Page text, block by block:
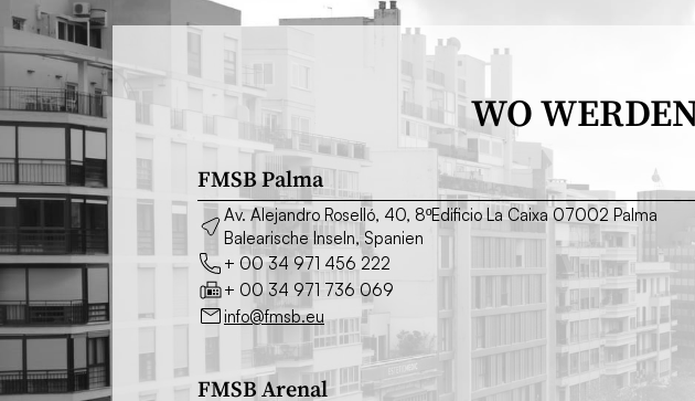
WO
FMSB Palma
Av. Alejandro Roselló, 40, 8ºEdificio La Caixa 07002 Palma
Balearische Inseln, Spanien
+ 00 34 971 456 222
+ 00 34 971 736 069
info@fmsb.eu
FMSB Arenal